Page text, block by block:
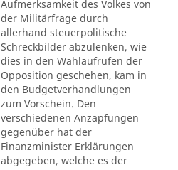
Aufmerksamkeit des Volkes von
der Militärfrage durch
allerhand steuerpolitische
Schreckbilder abzulenken, wie
dies in den Wahlaufrufen der
Opposition geschehen, kam in
den Budgetverhandlungen
zum Vorschein. Den
verschiedenen Anzapfungen
gegenüber hat der
Finanzminister Erklärungen
abgegeben, welche es der